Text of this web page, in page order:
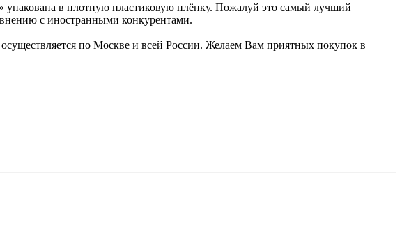
в плотную пластиковую плёнку. Пожалуй это самый лучший
с иностранными конкурентами.
по Москве и всей России. Желаем Вам приятных покупок в